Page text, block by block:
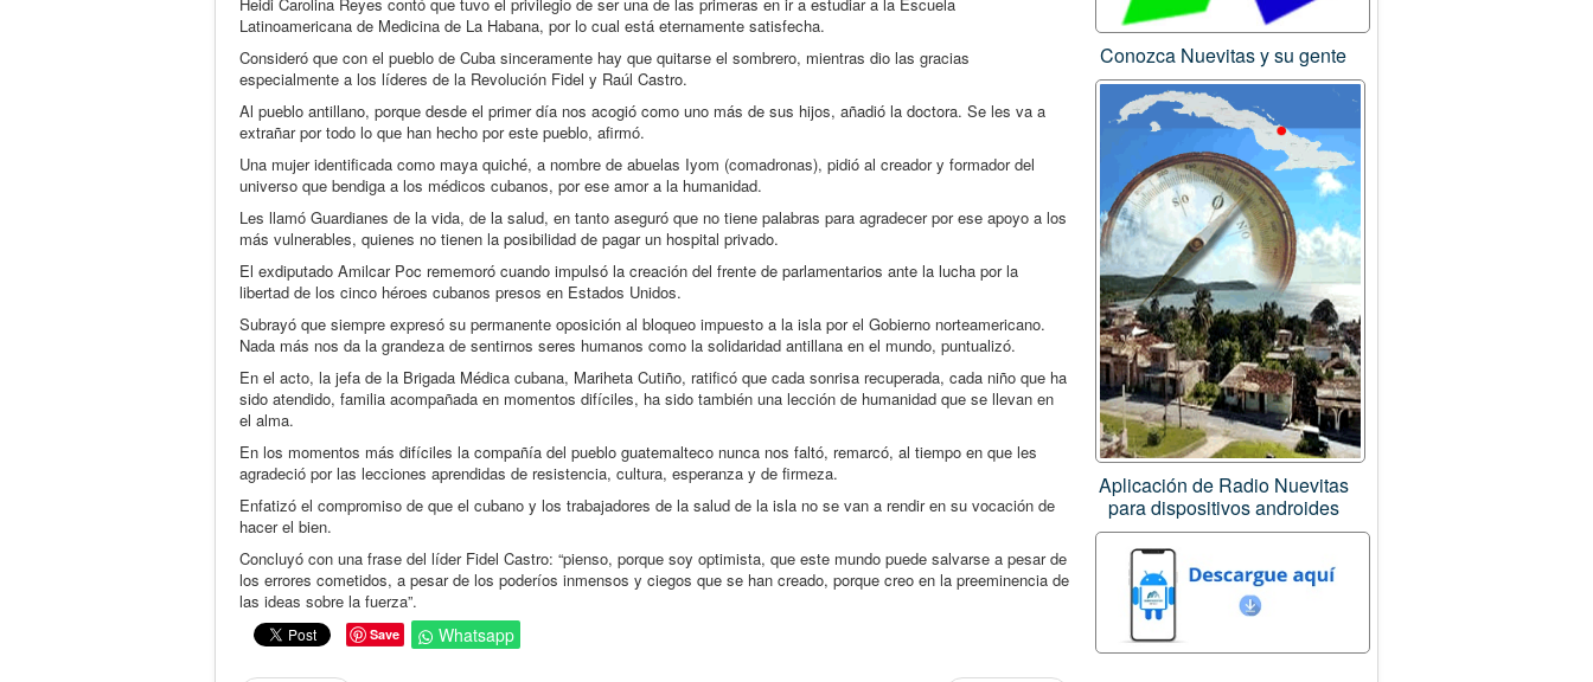
Latinoamericana de Medicina de La Habana, por lo cual está eternamente satisfecha.
Consideró que con el pueblo de Cuba sinceramente hay que quitarse el sombrero, mientras dio las gracias
especialmente a los líderes de la Revolución Fidel y Raúl Castro.
Al pueblo antillano, porque desde el primer día nos acogió como uno más de sus hijos, añadió la doctora. Se les va a
extrañar por todo lo que han hecho por este pueblo, afirmó.
Una mujer identificada como maya quiché, a nombre de abuelas Iyom (comadronas), pidió al creador y formador del
universo que bendiga a los médicos cubanos, por ese amor a la humanidad.
Les llamó Guardianes de la vida, de la salud, en tanto aseguró que no tiene palabras para agradecer por ese apoyo a los
más vulnerables, quienes no tienen la posibilidad de pagar un hospital privado.
El exdiputado Amilcar Poc rememoró cuando impulsó la creación del frente de parlamentarios ante la lucha por la
libertad de los cinco héroes cubanos presos en Estados Unidos.
Subrayó que siempre expresó su permanente oposición al bloqueo impuesto a la isla por el Gobierno norteamericano.
Nada más nos da la grandeza de sentirnos seres humanos como la solidaridad antillana en el mundo, puntualizó.
En el acto, la jefa de la Brigada Médica cubana, Mariheta Cutiño, ratificó que cada sonrisa recuperada, cada niño que ha
sido atendido, familia acompañada en momentos difíciles, ha sido también una lección de humanidad que se llevan en
el alma.
En los momentos más difíciles la compañía del pueblo guatemalteco nunca nos faltó, remarcó, al tiempo en que les
agradeció por las lecciones aprendidas de resistencia, cultura, esperanza y de firmeza.
Enfatizó el compromiso de que el cubano y los trabajadores de la salud de la isla no se van a rendir en su vocación de
hacer el bien.
Concluyó con una frase del líder Fidel Castro: “pienso, porque soy optimista, que este mundo puede salvarse a pesar de
los errores cometidos, a pesar de los poderíos inmensos y ciegos que se han creado, porque creo en la preeminencia de
las ideas sobre la fuerza”.
Save Whatsapp
Conozca Nuevitas y su gente
Aplicación de Radio Nuevitas
para dispositivos androides